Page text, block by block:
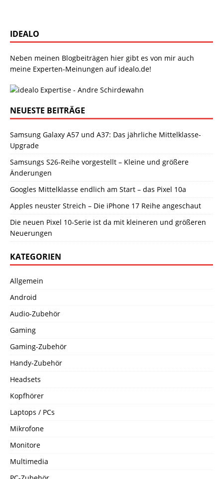
IDEALO
Neben meinen Blogbeiträgen hier gibt es von mir auch
meine Experten-Meinungen auf idealo.de!
NEUESTE BEITRÄGE
Samsung Galaxy A57 und A37: Das jährliche Mittelklasse-
Upgrade
Samsungs S26-Reihe vorgestellt – Kleine und größere
Änderungen
Googles Mittelklasse endlich am Start – das Pixel 10a
Apples neuster Streich – Die iPhone 17 Reihe angeschaut
Die neuen Pixel 10-Serie ist da mit kleineren und größeren
Neuerungen
KATEGORIEN
Allgemein
Android
Audio-Zubehör
Gaming
Gaming-Zubehör
Handy-Zubehör
Headsets
Kopfhörer
Laptops / PCs
Mikrofone
Monitore
Multimedia